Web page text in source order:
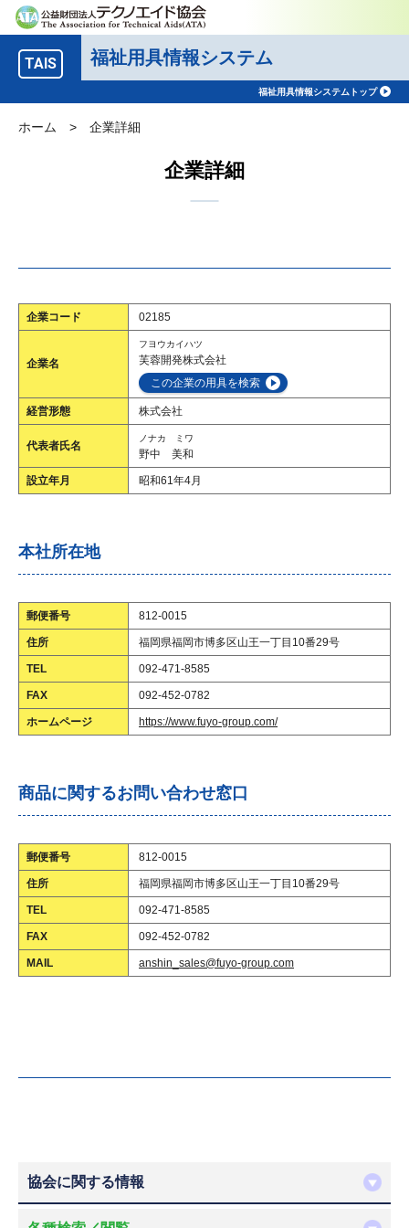
TAIS 福祉用具情報システム
福祉用具情報システムトップ
ホーム > 企業詳細
企業詳細
企業コード 02185
企業名
フヨウカイハツ
芙蓉開発株式会社
この企業の用具を検索
経営形態 株式会社
代表者氏名
ノナカ ミワ
野中 美和
設立年月 昭和61年4月
本社所在地
郵便番号 812-0015
住所 福岡県福岡市博多区山王一丁目10番29号
TEL 092-471-8585
FAX 092-452-0782
ホームページ https://www.fuyo-group.com/
商品に関するお問い合わせ窓口
郵便番号 812-0015
住所 福岡県福岡市博多区山王一丁目10番29号
TEL 092-471-8585
FAX 092-452-0782
MAIL anshin_sales@fuyo-group.com
協会に関する情報